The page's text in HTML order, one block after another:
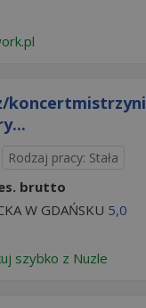
koncertmistrzyni
Rodzaj pracy: Stała
brutto
W GDAŃSKU 5,0
szybko z Nuzle